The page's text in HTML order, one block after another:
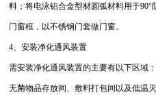
料；将电泳铝合金型材圆弧材料用于
门窗框，以不锈钢门套做门窗。
4、安装净化通风装置
需安装净化通风装置的主要有以下区域
无菌物品存放间、敷料打包间以及低温